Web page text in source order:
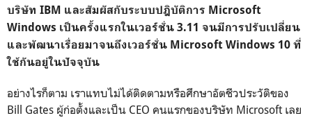
บริษัท IBM และสัมผัสกับระบบปฎิบัติการ Microsoft
Windows เป็นครั้งแรกในเวอร์ชั่น 3.11 จนมีการปรับเปลี่ยน
และพัฒนาเรื่อยมาจนถึงเวอร์ชั่น Microsoft Windows 10 ที่
ใช้กันอยู่ในปัจจุบัน
อย่างไรก็ตาม เราแทบไม่ได้ติดตามหรือศึกษาอัตชีวประวัติของ
Bill Gates ผู้ก่อตั้งและเป็น CEO คนแรกของบริษัท Microsoft เลย